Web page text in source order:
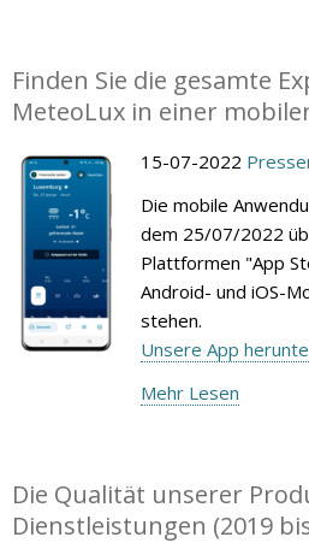
Finden Sie die gesamte
MeteoLux in einer
15-07-2022
Die mobile
dem 25/07/2022
Plattformen "App
Android- und iOS-
stehen.
Unsere App
Mehr Lesen
Die Qualität unserer
Dienstleistungen (2019